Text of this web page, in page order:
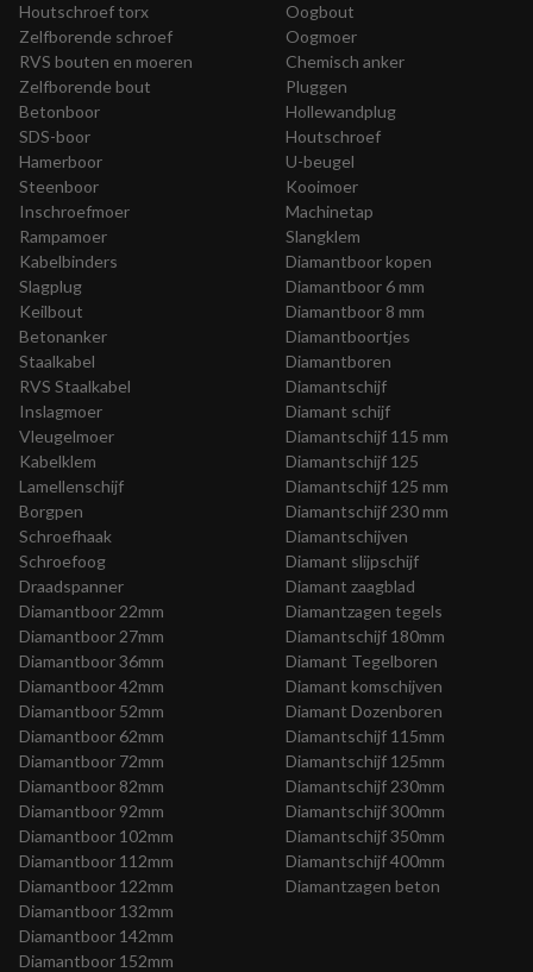
Houtschroef torx
Zelfborende schroef
RVS bouten en moeren
Zelfborende bout
Betonboor
SDS-boor
Hamerboor
Steenboor
Oogbout
Oogmoer
Chemisch anker
Pluggen
Hollewandplug
Houtschroef
U-beugel
Kooimoer
Inschroefmoer
Rampamoer
Kabelbinders
Slagplug
Keilbout
Betonanker
Staalkabel
RVS Staalkabel
Inslagmoer
Vleugelmoer
Kabelklem
Lamellenschijf
Borgpen
Schroefhaak
Schroefoog
Draadspanner
Machinetap
Slangklem
Diamantboor kopen
Diamantboor 6 mm
Diamantboor 8 mm
Diamantboortjes
Diamantboren
Diamantschijf
Diamant schijf
Diamantschijf 115 mm
Diamantschijf 125
Diamantschijf 125 mm
Diamantschijf 230 mm
Diamantschijven
Diamant slijpschijf
Diamant zaagblad
Diamantboor 22mm
Diamantboor 27mm
Diamantboor 36mm
Diamantboor 42mm
Diamantboor 52mm
Diamantboor 62mm
Diamantboor 72mm
Diamantboor 82mm
Diamantboor 92mm
Diamantboor 102mm
Diamantboor 112mm
Diamantboor 122mm
Diamantboor 132mm
Diamantboor 142mm
Diamantboor 152mm
Diamantzagen tegels
Diamantschijf 180mm
Diamant Tegelboren
Diamant komschijven
Diamant Dozenboren
Diamantschijf 115mm
Diamantschijf 125mm
Diamantschijf 230mm
Diamantschijf 300mm
Diamantschijf 350mm
Diamantschijf 400mm
Diamantzagen beton